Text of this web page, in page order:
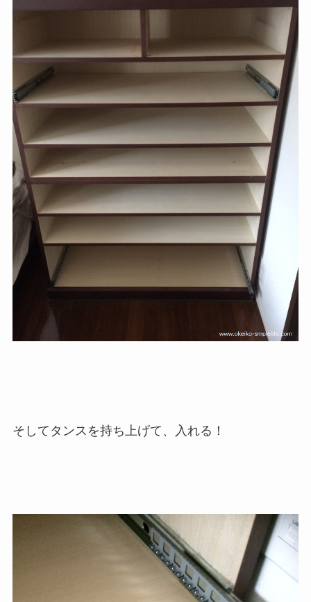
そしてタンスを持ち上げて、入れる！